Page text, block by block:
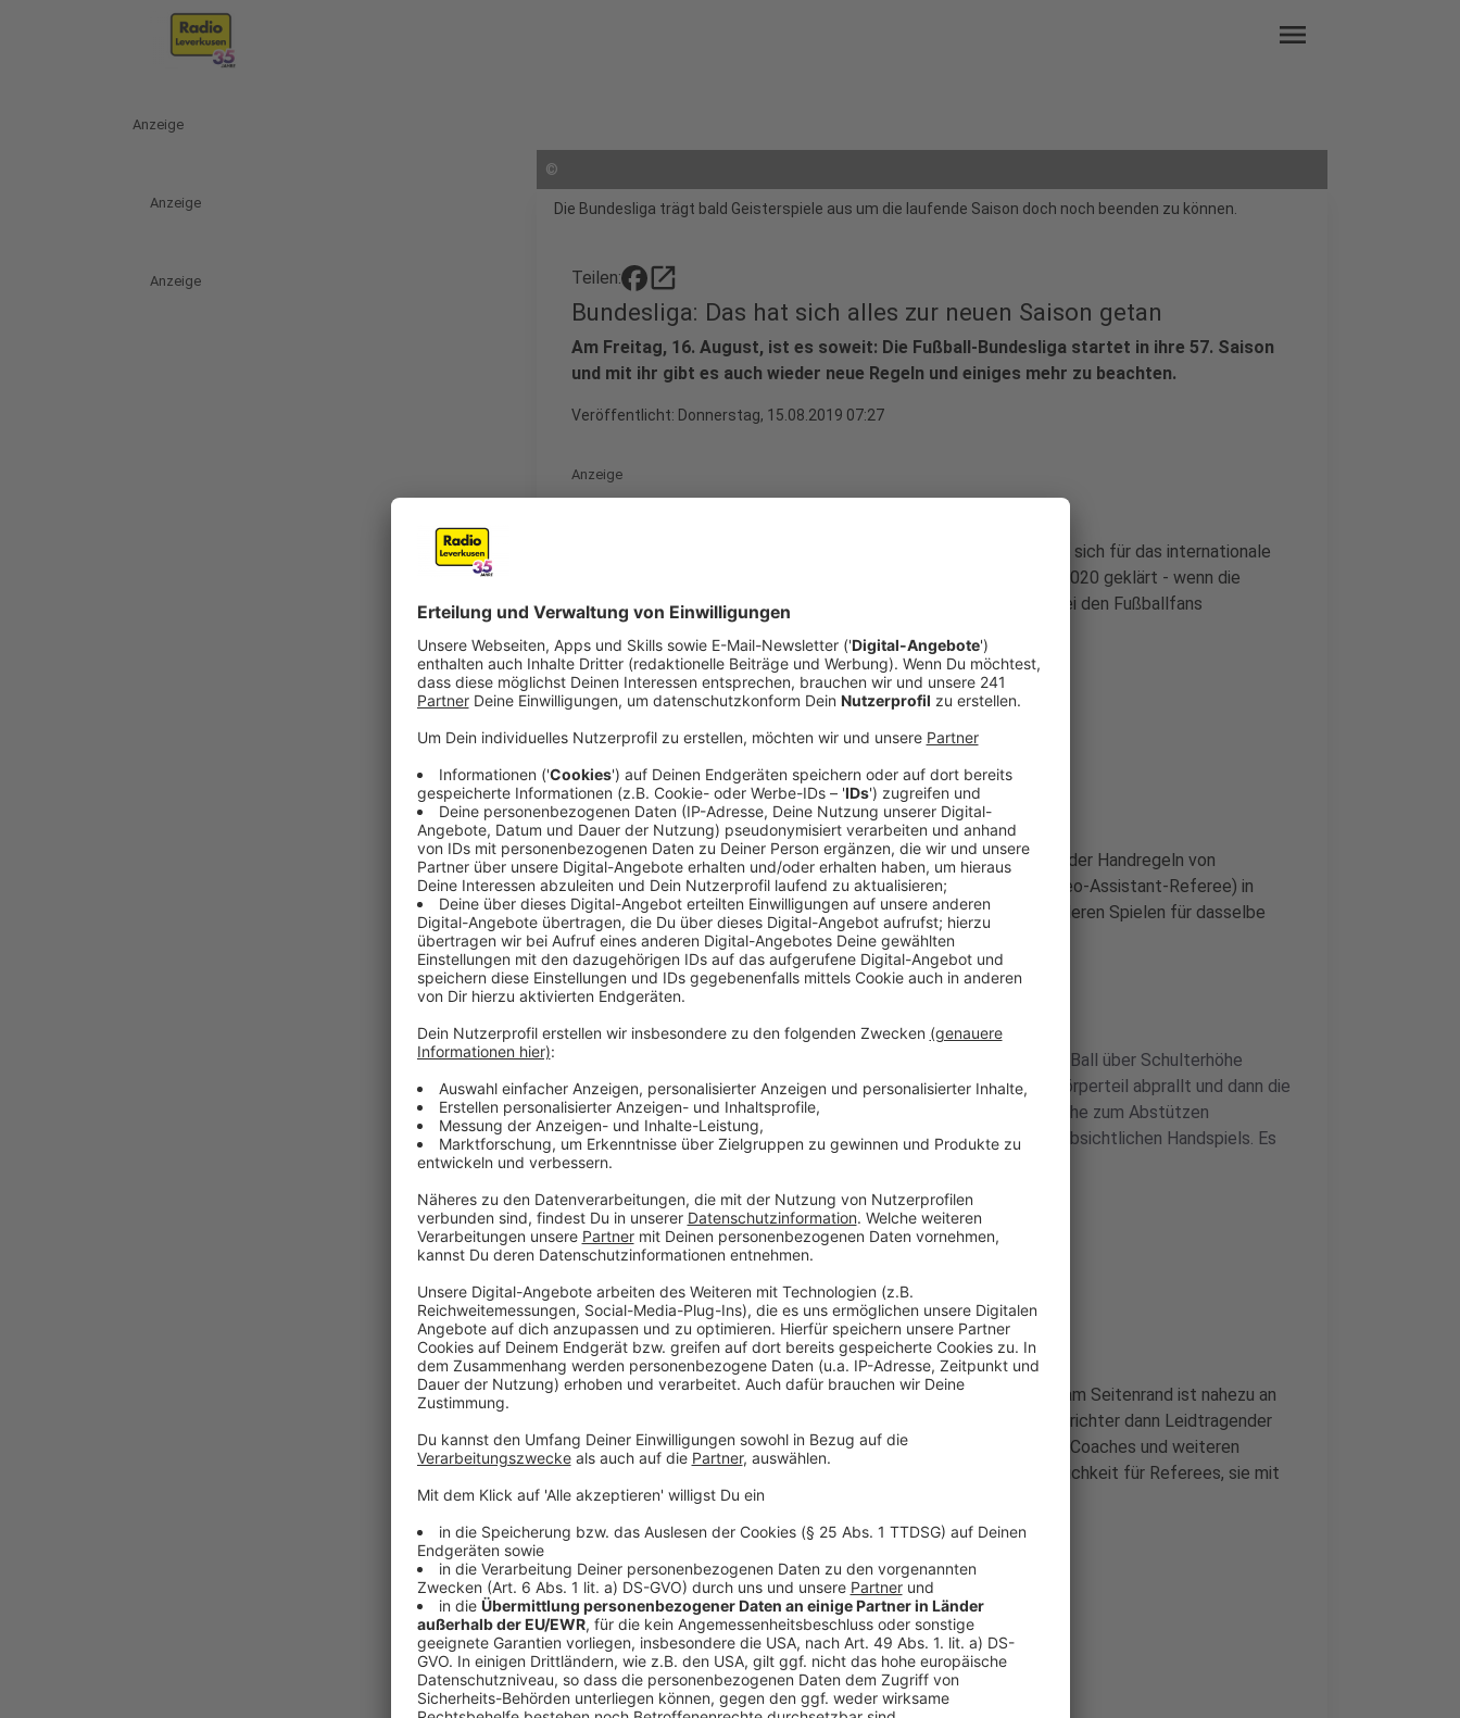
menu
Anzeige
Anzeige
Anzeige
©
Die Bundesliga trägt bald Geisterspiele aus um die laufende Saison doch noch beenden zu können.
Teilen: open_in_new
Bundesliga: Das hat sich alles zur neuen Saison getan
Am Freitag, 16. August, ist es soweit: Die Fußball-Bundesliga startet in ihre 57. Saison
und mit ihr gibt es auch wieder neue Regeln und einiges mehr zu beachten.
Veröffentlicht: Donnerstag, 15.08.2019 07:27
Anzeige
Werden die Bayern wieder Meister? Wer steigt ab, wer qualifiziert sich für das internationale
Geschäft. All diese Fragen werden vom 16. August bis Ende Mai 2020 geklärt - wenn die
Bundesliga läuft. Aber auch Regelfragen werden mit Sicherheit bei den Fußballfans
aufkommen, denn es hat sich etwas getan.
Anzeige
Handregel wieder überarbeitet
Anzeige
Ein großer Aufreger in der vergangenen Saison war die Auslegung der Handregeln von
Schiedsrichter und seinen Assisten, unter anderem dem VAR (Video-Assistant-Referee) in
Köln. Manche Szenen wurden als Elfmeter bewertet, wobei in anderen Spielen für dasselbe
Delikt nicht auf den Punkt gezeigt wurde.
Anzeige
Grundsätzlich pfeift der Schiedsrichter, wenn Hand oder Arm den Ball über Schulterhöhe
berühren. Es gibt Ausnahmen: Wenn der Ball von einem anderen Körperteil abprallt und dann die
Hand trifft; oder wenn der Ball den Arm trifft, der bei einer Grätsche zum Abstützen
genutzt wird. Neu ist im Regelwerk auch die Bestrafung eines unabsichtlichen Handspiels. Es
wird geahndet, wenn daraus eine Chance oder ein Tor entsteht.
Anzeige
Jetzt kann der Trainer Rot sehen
Anzeige
Das ständige Gemecker von Trainern und Teamverantwortlichen am Seitenrand ist nahezu an
jedem Spieltag zu sehen gewesen. Zumeist ist der vierte Schiedsrichter dann Leidtragender
für eine Entscheidung des Schiedsrichters auf dem Platz. Um die Coaches und weiteren
Offiziellen am Seitenrand zu sänftigen, gibt es ab sofort die Möglichkeit für Referees, sie mit
Gelb oder sogar Rot zu verwarnen.
Anzeige
Wechsel nicht mehr nur an Trainerbänken
Anzeige